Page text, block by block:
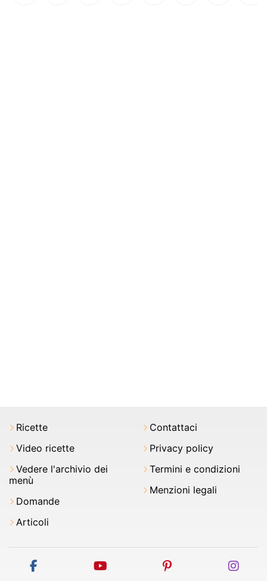
Ricette
Video ricette
Vedere l'archivio dei
menù
Domande
Articoli
Contattaci
Privacy policy
Termini e condizioni
Menzioni legali
facebook youtube pinterest